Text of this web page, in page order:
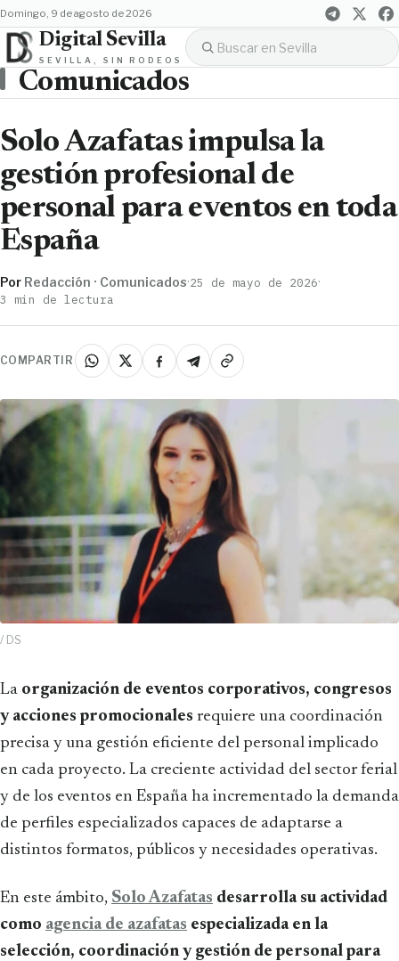
domingo, 9 de agosto de 2026
Digital Sevilla
SEVILLA, SIN RODEOS
Comunicados
Solo Azafatas impulsa la
gestión profesional de
personal para eventos en toda
España
Por Redacción · Comunicados·25 de mayo de 2026·
3 min de lectura
COMPARTIR
/ DS
La organización de eventos corporativos, congresos
y acciones promocionales requiere una coordinación
precisa y una gestión eficiente del personal implicado
en cada proyecto. La creciente actividad del sector ferial
y de los eventos en España ha incrementado la demanda
de perfiles especializados capaces de adaptarse a
distintos formatos, públicos y necesidades operativas.
En este ámbito, Solo Azafatas desarrolla su actividad
como agencia de azafatas especializada en la
selección, coordinación y gestión de personal para